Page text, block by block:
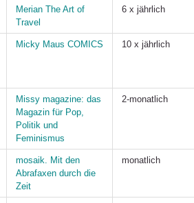
Merian The Art of
Travel
6 x jährlich
Micky Maus COMICS 10 x jährlich
Missy magazine: das
Magazin für Pop,
Politik und
Feminismus
2-monatlich
mosaik. Mit den
Abrafaxen durch die
Zeit
monatlich